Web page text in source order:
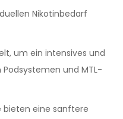
Nikotinbedarf
um ein intensives und
und MTL-
bieten eine sanftere